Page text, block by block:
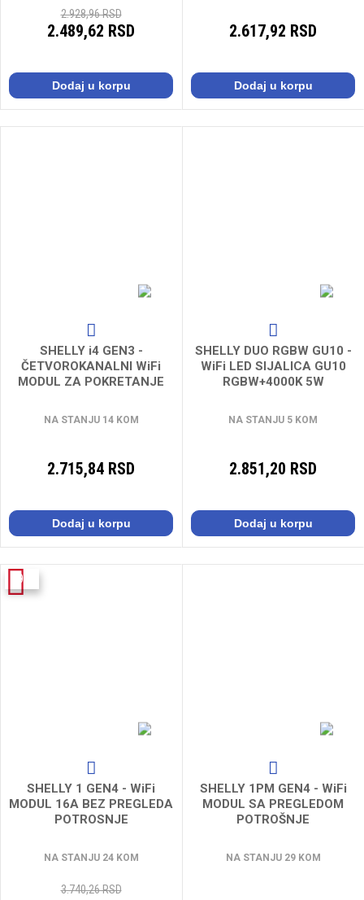
2.928,96 RSD
2.489,62 RSD
Dodaj u korpu
2.617,92 RSD
Dodaj u korpu
SHELLY i4 GEN3 -
ČETVOROKANALNI WiFi
MODUL ZA POKRETANJE
NA STANJU 14 KOM
2.715,84 RSD
Dodaj u korpu
SHELLY DUO RGBW GU10 -
WiFi LED SIJALICA GU10
RGBW+4000K 5W
NA STANJU 5 KOM
2.851,20 RSD
Dodaj u korpu
SHELLY 1 GEN4 - WiFi
MODUL 16A BEZ PREGLEDA
POTROSNJE
NA STANJU 24 KOM
3.740,26 RSD
-9%
SHELLY 1PM GEN4 - WiFi
MODUL SA PREGLEDOM
POTROŠNJE
NA STANJU 29 KOM